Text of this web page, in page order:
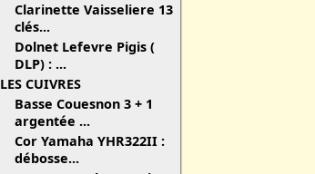
Clarinette Vaisseliere 13
clés...
Dolnet Lefevre Pigis (
DLP) : ...
LES CUIVRES
Basse Couesnon 3 + 1
argentée ...
Cor Yamaha YHR322II :
débosse...